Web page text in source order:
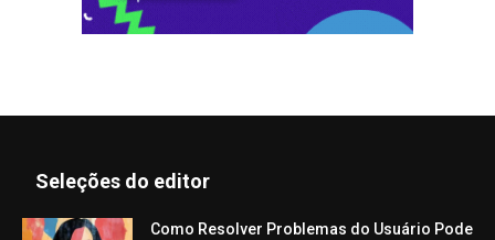
Seleções do editor
Como Resolver Problemas do Usuário Pode